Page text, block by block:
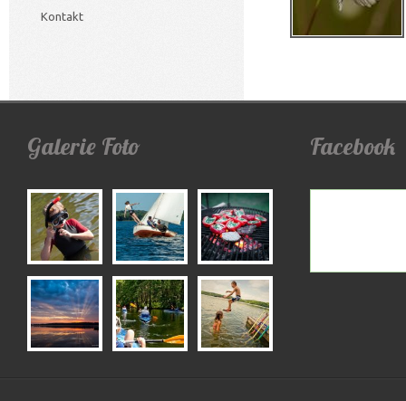
Kontakt
Galerie Foto Facebook